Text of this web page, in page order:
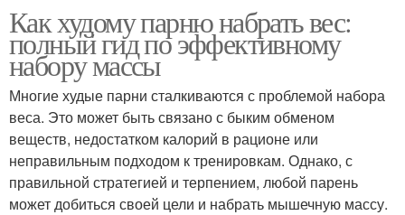
Как худому парню набрать вес:
полный гид по эффективному
набору массы
Многие худые парни сталкиваются с проблемой набора
веса. Это может быть связано с быким обменом
веществ, недостатком калорий в рационе или
неправильным подходом к тренировкам. Однако, с
правильной стратегией и терпением, любой парень
может добиться своей цели и набрать мышечную массу.